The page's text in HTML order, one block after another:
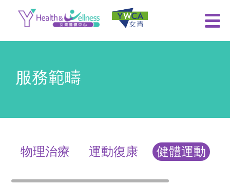
服務範疇
物理治療 運動復康 健體運動